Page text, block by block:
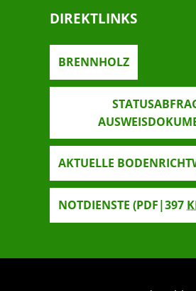
DIREKTLINKS
BRENNHOLZ
AKTUELLE
NOTDIENSTE (PDF|397